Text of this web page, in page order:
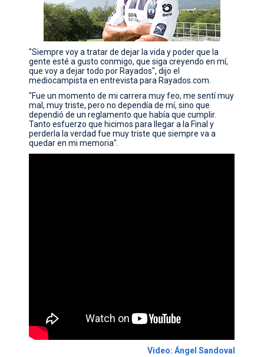
"Siempre voy a tratar de dejar la vida y poder que la
gente esté a gusto conmigo, que siga creyendo en mí,
que voy a dejar todo por Rayados", dijo el
mediocampista en entrevista para Rayados.com.
"Fue un momento de mi carrera muy feo, me sentí muy
mal, muy triste, pero no dependía de mí, sino que
dependió de un reglamento que había que cumplir.
Tanto esfuerzo que hicimos para llegar a la Final y
perderla la verdad fue muy triste que siempre va a
quedar en mi memoria".
Video: Ángel Sandoval